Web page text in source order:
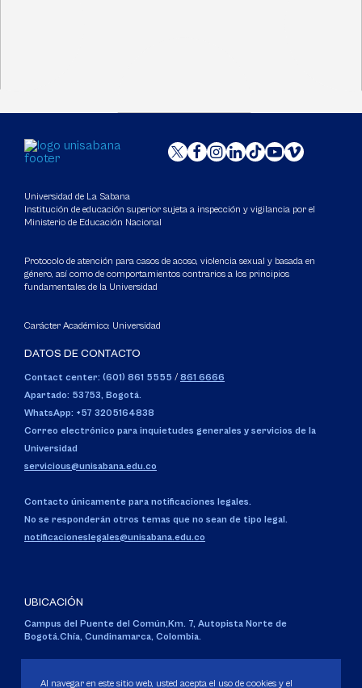
Universidad de La Sabana
Institución de educación superior sujeta a inspección y vigilancia por el
Ministerio de Educación Nacional
Protocolo de atención para casos de acoso, violencia sexual y basada en
género, así como de comportamientos contrarios a los principios
fundamentales de la Universidad
Carácter Académico: Universidad
DATOS DE CONTACTO
Contact center: (601) 861 5555 / 861 6666
Apartado: 53753, Bogotá.
WhatsApp: +57 3205164838
Correo electrónico para inquietudes generales y servicios de la
Universidad
servicious@unisabana.edu.co
Contacto únicamente para notificaciones legales.
No se responderán otros temas que no sean de tipo legal.
notificacioneslegales@unisabana.edu.co
UBICACIÓN
Campus del Puente del Común,Km. 7, Autopista Norte de
Bogotá.Chía, Cundinamarca, Colombia.
Personería Jurídica:Resolución 130 del 14 de enero de 1980.
Al navegar en este sitio web, usted acepta el uso de cookies y el